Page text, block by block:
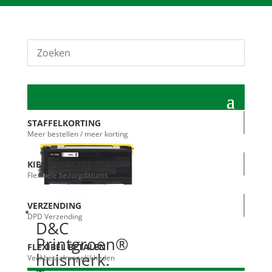
STAFFELKORTING
Meer bestellen / meer korting
KIES UW BEZORGDATUM
Flexibele bezorgdatums
VERZENDING
DPD Verzending
FLEXIBEL BETALEN
Veel betaalmogelijkheden
D&C
Printgroen®
huismerk.